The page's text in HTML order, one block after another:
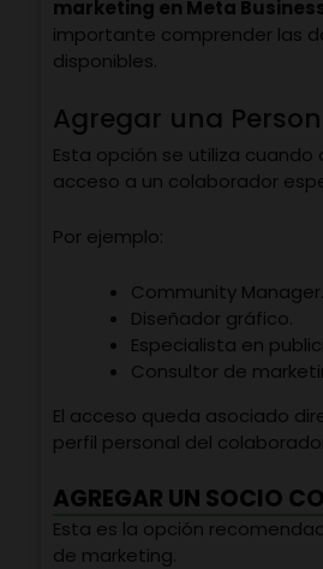
marketing en Meta
importante comprender las
disponibles.
Agregar una
Esta opción se utiliza
acceso a un colaborador
Por ejemplo:
Community Manager.
Diseñador gráfico.
Especialista en
Consultor de
El acceso queda asociado
perfil personal del
AGREGAR UN SOCIO
Esta es la opción
de marketing.